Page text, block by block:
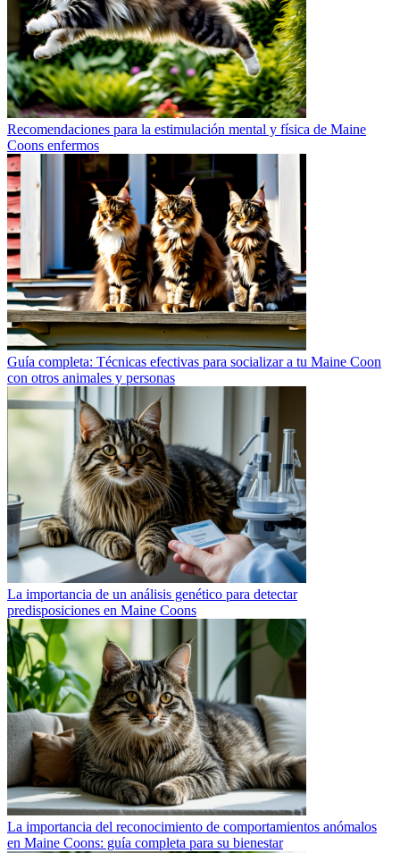
Recomendaciones para la estimulación mental y física de Maine
Coons enfermos
Guía completa: Técnicas efectivas para socializar a tu Maine Coon
con otros animales y personas
La importancia de un análisis genético para detectar
predisposiciones en Maine Coons
La importancia del reconocimiento de comportamientos anómalos
en Maine Coons: guía completa para su bienestar